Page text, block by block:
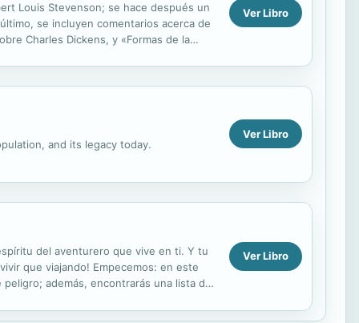
Louis Stevenson; se hace después un
se incluyen comentarios acerca de
Charles Dickens, y «Formas de la
Ver Libro
and its legacy today.
Ver Libro
del aventurero que vive en ti. Y tu
que viajando! Empecemos: en este
además, encontrarás una lista de
Ver Libro